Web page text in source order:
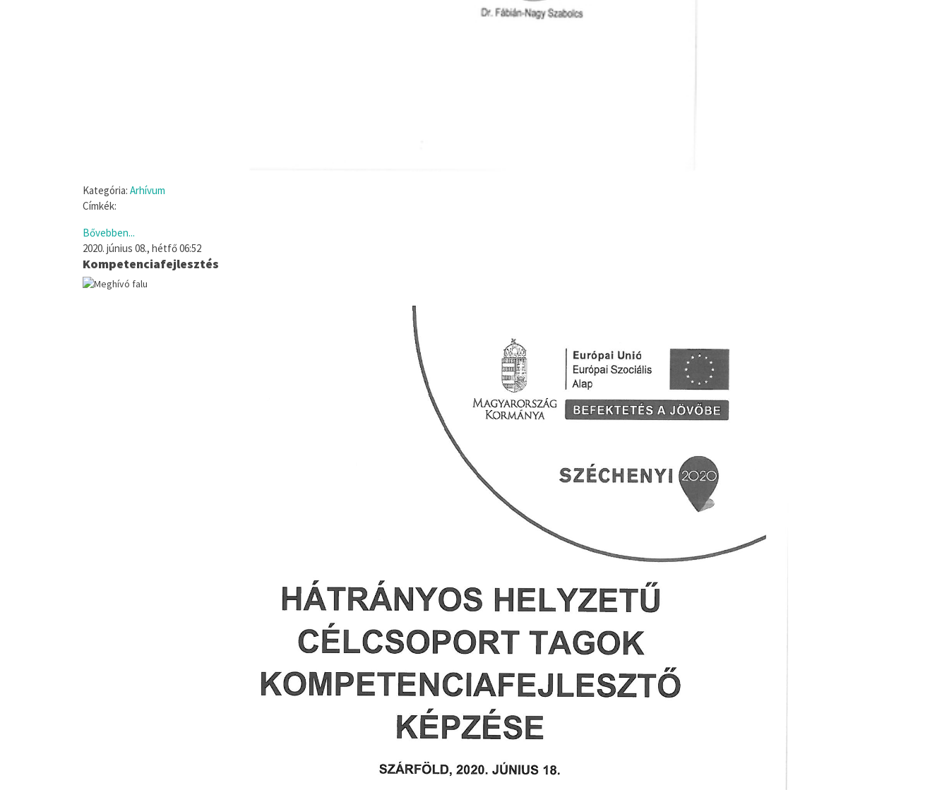
Kategória: Arhívum
Címkék:
Bővebben...
2020. június 08., hétfő 06:52
Kompetenciafejlesztés